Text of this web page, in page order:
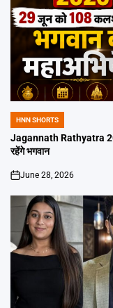
POSTED
IN
HNN SHORTS
Jagannath Rathyatra
रहेंगे भगवान
on
June 28, 2026